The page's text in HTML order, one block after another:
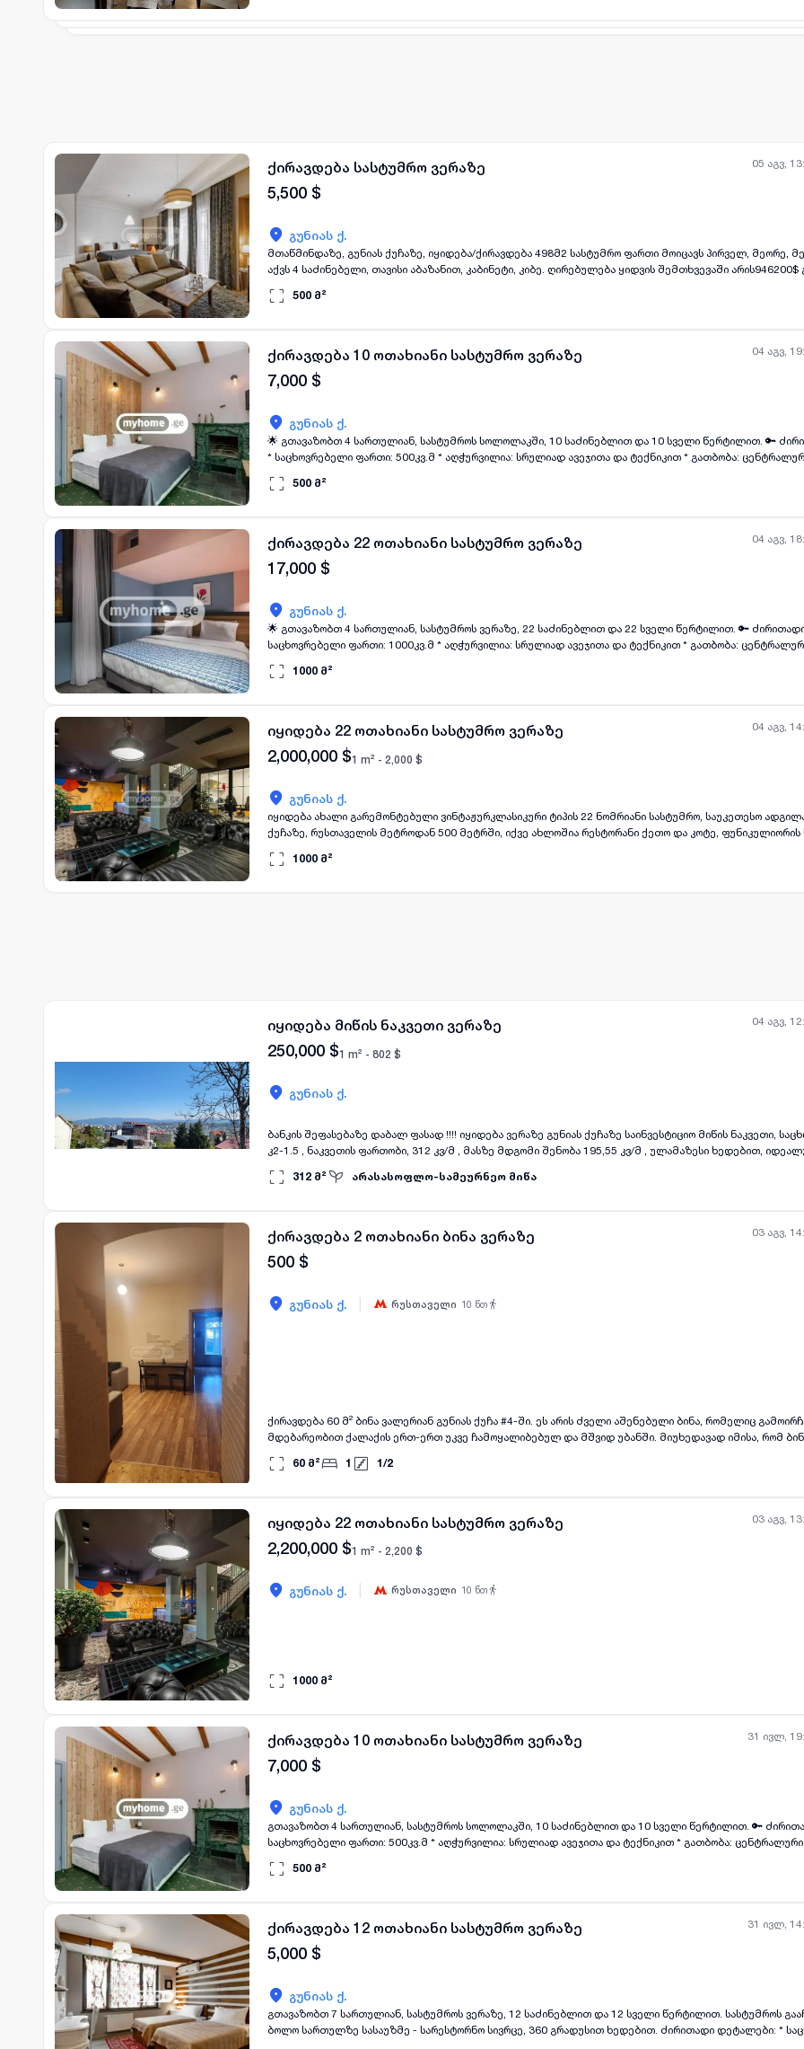
05 აგვ,
ყველა ფოტო+(6
ქირავდება სასტუმრო ვერაზე
5,500 $
გუნიას ქ.
მთაწმინდაზე, გუნიას ქუჩაზე, იყიდება/ქირავდება 498მ2 სასტუმრო ფართი მოიცავს პირველ, მეორე, მესამე სართულს.
აქვს 4 საძინებელი, თავისი აბაზანით, კაბინეტი, კიბე. ღირებულება ყიდვის შემთხვევაში არის946200$ გაქირავების
500 მ²
04 აგვ,
ყველა ფოტო + (2)
ქირავდება 10 ოთახიანი სასტუმრო ვერაზე
7,000 $
გუნიას ქ.
🌟 გთავაზობთ 4 სართულიან, სასტუმროს სოლოლაკში, 10 საძინებლით და 10 სველი წერტილით. 🔑 ძირითადი დეტალები:
* საცხოვრებელი ფართი: 500კვ.მ * აღჭურვილია: სრულიად ავეჯითა და ტექნიკით * გათბობა: ცენტრალური * პარკინგი: კი 📅
ქირავდება მინ. 1 წლით, ხელშეკრულების საფუძველზე 💰 ფასი: 7000$ 📌 პირობები: 6 თვის წინასწარ გადახდით 📞
დეტალებისთვის დაგვიკავშირდით: WhatsApp
500 მ²
04 აგვ,
ყველა ფოტო+(7)
ქირავდება 22 ოთახიანი სასტუმრო ვერაზე
17,000 $
გუნიას ქ.
🌟 გთავაზობთ 4 სართულიან, სასტუმროს ვერაზე, 22 საძინებლით და 22 სველი წერტილით. 🔑 ძირითადი დეტალები: *
საცხოვრებელი ფართი: 1000კვ.მ * აღჭურვილია: სრულიად ავეჯითა და ტექნიკით * გათბობა: ცენტრალური * პარკინგი: კი 📅
ქირავდება მინ. 1 წლით, ხელშეკრულების საფუძველზე 💰 ფასი: 17,000$ 📌 პირობები: 2 თვის წინასწარ გადახდით
1000 მ²
04 აგვ,
ყველა ფოტო +(8)
იყიდება 22 ოთახიანი სასტუმრო ვერაზე
2,000,000 $1 m² - 2,000 $
გუნიას ქ.
იყიდება ახალი გარემონტებული ვინტაჟურკლასიკური ტიპის 22 ნომრიანი სასტუმრო, საუკეთესო
ქუჩაზე, რუსთაველის მეტროდან 500 მეტრში, იქვე ახლოშია რესტორანი ქეთო და კოტე, ფუნიკულიორის
საუკეთესო ხედებით. თანამედროვე ტექნიკით და ინვენტარით, ცენტრალური VRF6 თანამედროვე
გაგრილების სისტემით. უმაღლეს დონეზე გარემოტებული და მოწყობილი 577110969
1000 მ²
04 აგვ,
ყველა ფოტო (
იყიდება მიწის ნაკვეთი ვერაზე
250,000 $1 m² - 802 $
გუნიას ქ.
ბანკის შეფასებაზე დაბალ ფასად !!!! იყიდება ვერაზე გუნიას ქუჩაზე საინვესტიციო მიწის ნაკვეთი,
კ2-1.5 , ნაკვეთის ფართობი, 312 კვ/მ , მასზე მდგომი შენობა 195,55 კვ/მ , ულამაზესი ხედებით,
სახლის ან სასტუმროს ასაშენებლად, ფასი 250000$
312 მ² არასასოფლო-სამეურნეო მიწა
03 აგვ,
ქირავდება 2 ოთახიანი ბინა ვერაზე
500 $
გუნიას ქ. რუსთაველი 10 წთ
ქირავდება 60 მ² ბინა ვალერიან გუნიას ქუჩა #4-ში. ეს არის ძველი აშენებული ბინა, რომელიც
მდებარეობით ქალაქის ერთ-ერთ უკვე ჩამოყალიბებულ და მშვიდ უბანში. მიუხედავად იმისა, რომ
ვინც ეძებს პრაქტიკულ და კომფორტულ საცხოვრებელს კარგ ადგილას. დაინტერესების შემთხვევაში
60 მ² 1 1/2
03 აგვ,
იყიდება 22 ოთახიანი სასტუმრო ვერაზე
2,200,000 $1 m² - 2,200 $
გუნიას ქ. რუსთაველი 10 წთ
1000 მ²
31 ივლ,
ყველა ფოტო +(2)
ქირავდება 10 ოთახიანი სასტუმრო ვერაზე
7,000 $
გუნიას ქ.
გთავაზობთ 4 სართულიან, სასტუმროს სოლოლაკში, 10 საძინებლით და 10 სველი წერტილით. 🔑 ძირითადი დეტალები: *
საცხოვრებელი ფართი: 500კვ.მ * აღჭურვილია: სრულიად ავეჯითა და ტექნიკით * გათბობა: ცენტრალური * პარკინგი: კი 📅
500 მ²
31 ივლ,
ყველა ფოტო+(11)
ქირავდება 12 ოთახიანი სასტუმრო ვერაზე
5,000 $
გუნიას ქ.
გთავაზობთ 7 სართულიან, სასტუმროს ვერაზე, 12 საძინებლით და 12 სველი წერტილით. სასტუმროს
ბოლო სართულზე სასაუზმე - სარესტორნო სივრცე, 360 გრადუსით ხედებით. ძირითადი დეტალები: * საცხოვრებელი